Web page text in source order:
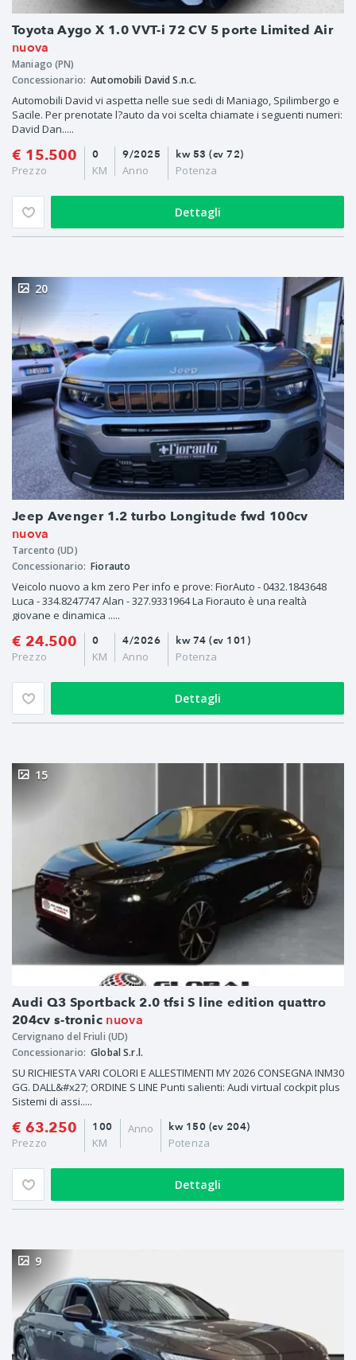
Toyota Aygo X 1.0 VVT-i 72 CV 5 porte Limited Air
nuova
Maniago (PN)
Concessionario: Automobili David S.n.c.
Automobili David vi aspetta nelle sue sedi di Maniago, Spilimbergo e
Sacile. Per prenotate l?auto da voi scelta chiamate i seguenti numeri:
David Dan.....
€ 15.500
Prezzo
9/2025
Anno
0
KM
kw 53 (cv 72)
Potenza
Dettagli
Jeep Avenger 1.2 turbo Longitude fwd 100cv
nuova
20
Tarcento (UD)
Concessionario: Fiorauto
Veicolo nuovo a km zero Per info e prove: FiorAuto - 0432.1843648
Luca - 334.8247747 Alan - 327.9331964 La Fiorauto è una realtà
giovane e dinamica .....
€ 24.500
Prezzo
4/2026
Anno
0
KM
kw 74 (cv 101)
Potenza
Dettagli
Audi Q3 Sportback 2.0 tfsi S line edition quattro
204cv s-tronic nuova
15
Cervignano del Friuli (UD)
Concessionario: Global S.r.l.
SU RICHIESTA VARI COLORI E ALLESTIMENTI MY 2026 CONSEGNA INM30
GG. DALL&#x27; ORDINE S LINE Punti salienti: Audi virtual cockpit plus
Sistemi di assi.....
€ 63.250
Prezzo
Anno
100
KM
kw 150 (cv 204)
Potenza
Dettagli
9